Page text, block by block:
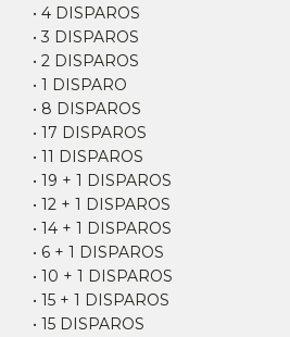
• 4 DISPAROS
• 3 DISPAROS
• 2 DISPAROS
• 1 DISPARO
• 8 DISPAROS
• 17 DISPAROS
• 11 DISPAROS
• 19 + 1 DISPAROS
• 12 + 1 DISPAROS
• 14 + 1 DISPAROS
• 6 + 1 DISPAROS
• 10 + 1 DISPAROS
• 15 + 1 DISPAROS
• 15 DISPAROS